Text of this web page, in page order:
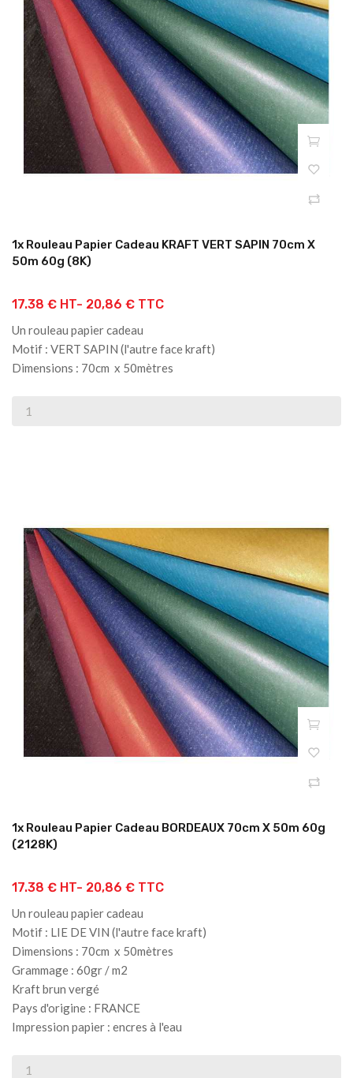
1x Rouleau Papier Cadeau KRAFT VERT SAPIN 70cm X
50m 60g (8K)
17.38 € HT- 20,86 € TTC
Un rouleau papier cadeau
Motif : VERT SAPIN (l'autre face kraft)
Dimensions : 70cm x 50mètres
1x Rouleau Papier Cadeau BORDEAUX 70cm X 50m 60g
(2128K)
17.38 € HT- 20,86 € TTC
Un rouleau papier cadeau
Motif : LIE DE VIN (l'autre face kraft)
Dimensions : 70cm x 50mètres
Grammage : 60gr / m2
Kraft brun vergé
Pays d'origine : FRANCE
Impression papier : encres à l'eau